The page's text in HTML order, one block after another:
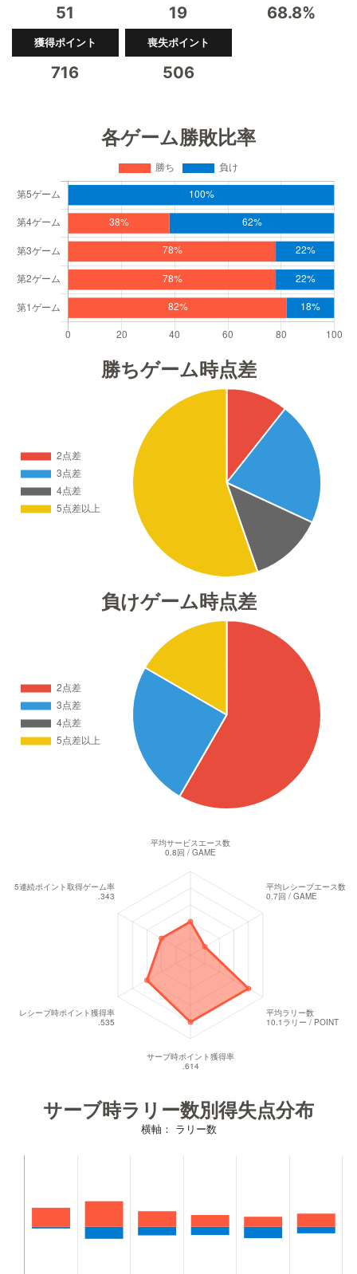
51 19 68.8%
獲得ポイント
716
喪失ポイント
506
各ゲーム勝敗比率
勝ちゲーム時点差
負けゲーム時点差
サーブ時ラリー数別得失点分布
横軸： ラリー数